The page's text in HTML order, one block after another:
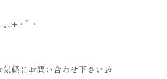
.:+・ﾟ・
軽にお問い合わせ下さい🎶